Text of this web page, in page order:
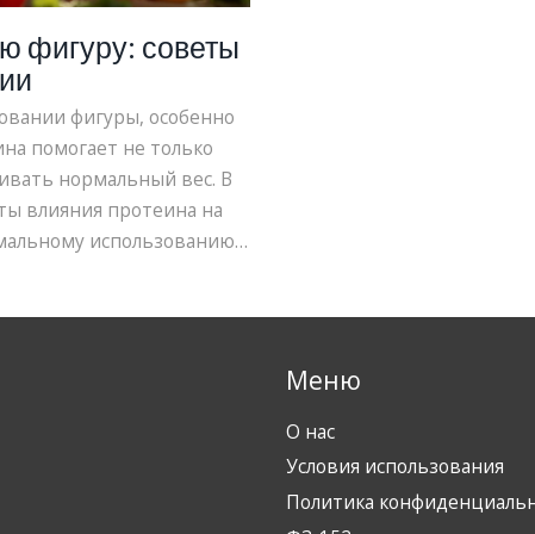
фигуру: советы
фигуры, особенно
помогает не только
нормальный вес. В
влияния протеина на
использованию.
Меню
О нас
Условия использования
Политика